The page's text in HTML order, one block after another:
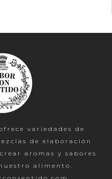
variedades de
de elaboración
aromas y sabores
alimento.